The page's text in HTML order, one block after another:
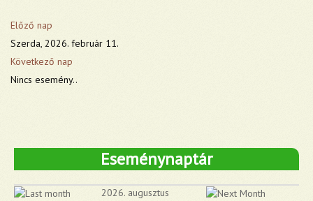
Előző nap
Szerda, 2026. február 11.
Következő nap
Nincs esemény..
Eseménynaptár
2026. augusztus